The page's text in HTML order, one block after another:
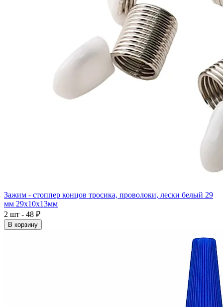
Зажим - стоппер концов тросика, проволоки, лески белый 29
мм 29x10x13мм
2 шт - 48 ₽
В корзину